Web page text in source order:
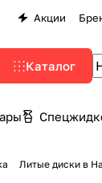
Акции
Каталог
Литые диски в